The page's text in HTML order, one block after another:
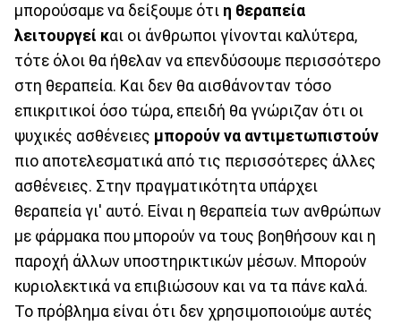
μπορούσαμε να δείξουμε ότι η θεραπεία
λειτουργεί και οι άνθρωποι γίνονται καλύτερα,
τότε όλοι θα ήθελαν να επενδύσουμε περισσότερο
στη θεραπεία. Και δεν θα αισθάνονταν τόσο
επικριτικοί όσο τώρα, επειδή θα γνώριζαν ότι οι
ψυχικές ασθένειες μπορούν να αντιμετωπιστούν
πιο αποτελεσματικά από τις περισσότερες άλλες
ασθένειες. Στην πραγματικότητα υπάρχει
θεραπεία γι' αυτό. Είναι η θεραπεία των ανθρώπων
με φάρμακα που μπορούν να τους βοηθήσουν και η
παροχή άλλων υποστηρικτικών μέσων. Μπορούν
κυριολεκτικά να επιβιώσουν και να τα πάνε καλά.
Το πρόβλημα είναι ότι δεν χρησιμοποιούμε αυτές